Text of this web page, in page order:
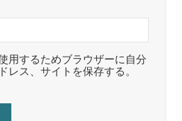
用するためブラウザーに自分
レス、サイトを保存する。